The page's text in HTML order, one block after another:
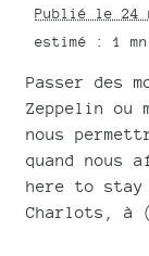
Publié le 24
estimé : 1
Passer des
Zeppelin ou
nous
quand nous
here to stay
Charlots,